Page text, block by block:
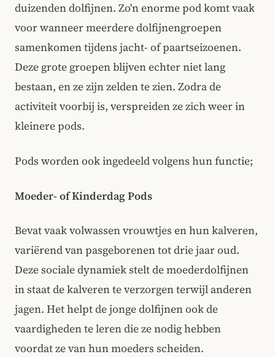
duizenden dolfijnen. Zo'n enorme pod komt vaak
voor wanneer meerdere dolfijnengroepen
samenkomen tijdens jacht- of paartseizoenen.
Deze grote groepen blijven echter niet lang
bestaan, en ze zijn zelden te zien. Zodra de
activiteit voorbij is, verspreiden ze zich weer in
kleinere pods.
Pods worden ook ingedeeld volgens hun functie;
Moeder- of Kinderdag Pods
Bevat vaak volwassen vrouwtjes en hun kalveren,
variërend van pasgeborenen tot drie jaar oud.
Deze sociale dynamiek stelt de moederdolfijnen
in staat de kalveren te verzorgen terwijl anderen
jagen. Het helpt de jonge dolfijnen ook de
vaardigheden te leren die ze nodig hebben
voordat ze van hun moeders scheiden.